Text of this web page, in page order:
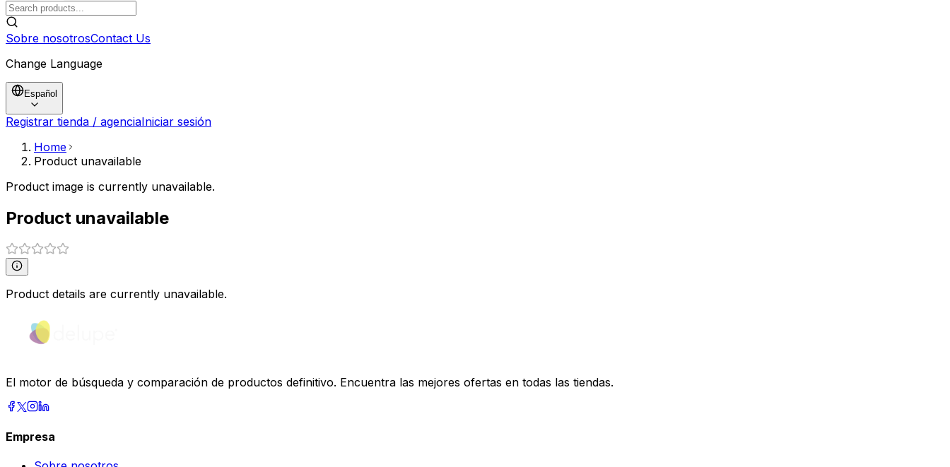
Sobre nosotrosContact Us
Change Language
Español
Registrar tienda / agenciaIniciar sesión
Home
Product unavailable
Product image is currently unavailable.
Product unavailable
Product details are currently unavailable.
El motor de búsqueda y comparación de productos definitivo. Encuentra las mejores ofertas en todas las tiendas.
Empresa